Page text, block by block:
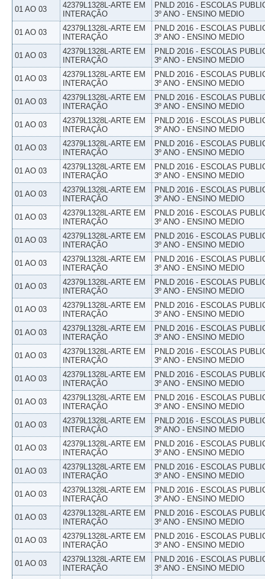
01 AO 03
42379L1328L-ARTE EM
INTERAÇÃO
PNLD 2016 - ESCOLAS
3º ANO - ENSINO MEDIO
01 AO 03
42379L1328L-ARTE EM
INTERAÇÃO
PNLD 2016 - ESCOLAS
3º ANO - ENSINO MEDIO
01 AO 03
42379L1328L-ARTE EM
INTERAÇÃO
PNLD 2016 - ESCOLAS
3º ANO - ENSINO MEDIO
01 AO 03
42379L1328L-ARTE EM
INTERAÇÃO
PNLD 2016 - ESCOLAS
3º ANO - ENSINO MEDIO
01 AO 03
42379L1328L-ARTE EM
INTERAÇÃO
PNLD 2016 - ESCOLAS
3º ANO - ENSINO MEDIO
01 AO 03
42379L1328L-ARTE EM
INTERAÇÃO
PNLD 2016 - ESCOLAS
3º ANO - ENSINO MEDIO
01 AO 03
42379L1328L-ARTE EM
INTERAÇÃO
PNLD 2016 - ESCOLAS
3º ANO - ENSINO MEDIO
01 AO 03
42379L1328L-ARTE EM
INTERAÇÃO
PNLD 2016 - ESCOLAS
3º ANO - ENSINO MEDIO
01 AO 03
42379L1328L-ARTE EM
INTERAÇÃO
PNLD 2016 - ESCOLAS
3º ANO - ENSINO MEDIO
01 AO 03
42379L1328L-ARTE EM
INTERAÇÃO
PNLD 2016 - ESCOLAS
3º ANO - ENSINO MEDIO
01 AO 03
42379L1328L-ARTE EM
INTERAÇÃO
PNLD 2016 - ESCOLAS
3º ANO - ENSINO MEDIO
01 AO 03
42379L1328L-ARTE EM
INTERAÇÃO
PNLD 2016 - ESCOLAS
3º ANO - ENSINO MEDIO
01 AO 03
42379L1328L-ARTE EM
INTERAÇÃO
PNLD 2016 - ESCOLAS
3º ANO - ENSINO MEDIO
01 AO 03
42379L1328L-ARTE EM
INTERAÇÃO
PNLD 2016 - ESCOLAS
3º ANO - ENSINO MEDIO
01 AO 03
42379L1328L-ARTE EM
INTERAÇÃO
PNLD 2016 - ESCOLAS
3º ANO - ENSINO MEDIO
01 AO 03
42379L1328L-ARTE EM
INTERAÇÃO
PNLD 2016 - ESCOLAS
3º ANO - ENSINO MEDIO
01 AO 03
42379L1328L-ARTE EM
INTERAÇÃO
PNLD 2016 - ESCOLAS
3º ANO - ENSINO MEDIO
01 AO 03
42379L1328L-ARTE EM
INTERAÇÃO
PNLD 2016 - ESCOLAS
3º ANO - ENSINO MEDIO
01 AO 03
42379L1328L-ARTE EM
INTERAÇÃO
PNLD 2016 - ESCOLAS
3º ANO - ENSINO MEDIO
01 AO 03
42379L1328L-ARTE EM
INTERAÇÃO
PNLD 2016 - ESCOLAS
3º ANO - ENSINO MEDIO
01 AO 03
42379L1328L-ARTE EM
INTERAÇÃO
PNLD 2016 - ESCOLAS
3º ANO - ENSINO MEDIO
01 AO 03
42379L1328L-ARTE EM
INTERAÇÃO
PNLD 2016 - ESCOLAS
3º ANO - ENSINO MEDIO
01 AO 03
42379L1328L-ARTE EM
INTERAÇÃO
PNLD 2016 - ESCOLAS
3º ANO - ENSINO MEDIO
01 AO 03
42379L1328L-ARTE EM
INTERAÇÃO
PNLD 2016 - ESCOLAS
3º ANO - ENSINO MEDIO
01 AO 03
42379L1328L-ARTE EM
INTERAÇÃO
PNLD 2016 - ESCOLAS
3º ANO - ENSINO MEDIO